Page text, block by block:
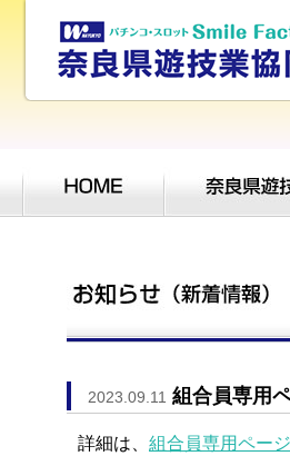
2023.09.11 組合員専用
詳細は、 組合員専用ページ